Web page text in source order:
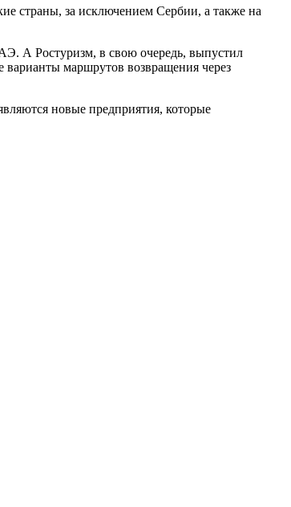
страны, за исключением Сербии, а также на
А Ростуризм, в свою очередь, выпустил
варианты маршрутов возвращения через
новые предприятия, которые